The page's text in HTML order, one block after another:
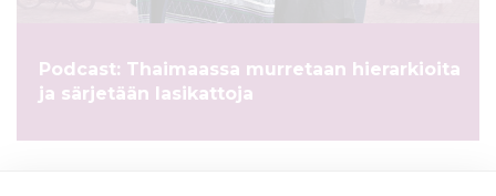
Podcast: Thaimaassa murretaan hierarkioita
ja särjetään lasikattoja